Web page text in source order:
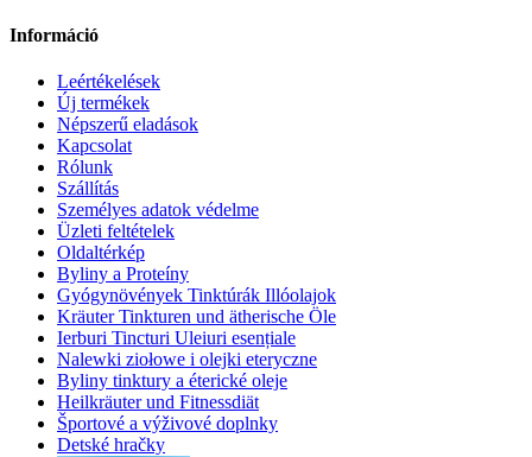
Információ
Leértékelések
Új termékek
Népszerű eladások
Kapcsolat
Rólunk
Szállítás
Személyes adatok védelme
Üzleti feltételek
Oldaltérkép
Byliny a Proteíny
Gyógynövények Tinktúrák Illóolajok
Kräuter Tinkturen und ätherische Öle
Ierburi Tincturi Uleiuri esențiale
Nalewki ziołowe i olejki eteryczne
Byliny tinktury a éterické oleje
Heilkräuter und Fitnessdiät
Športové a výživové doplnky
Detské hračky